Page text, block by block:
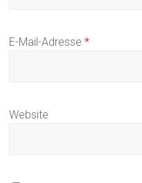
E-Mail-Adresse*
Website